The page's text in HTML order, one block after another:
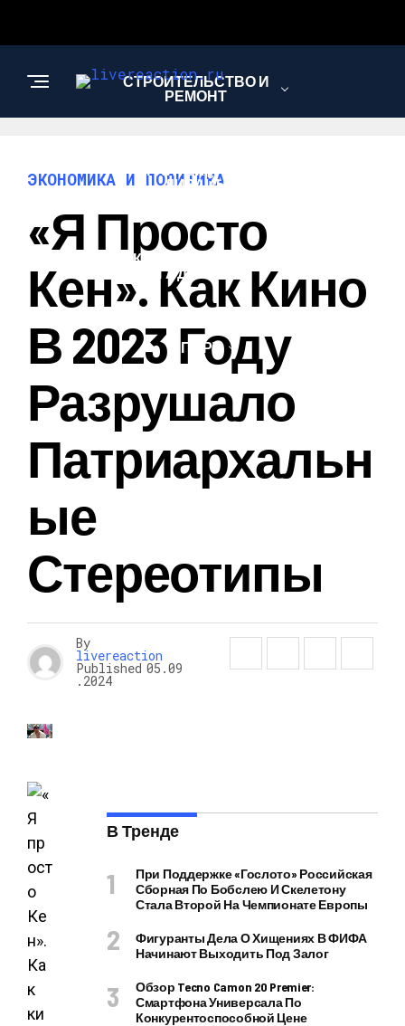
СТРОИТЕЛЬСТВО И
РЕМОНТ
АРХИТЕКТУРА И
ДИЗАЙН
КОМПЬЮТЕРЫ И
ГАДЖЕТЫ
СПОРТ
ЭКОНОМИКА И ПОЛИТИКА
«Я Просто
Кен». Как Кино
В 2023 Году
Разрушало
Патриархальн
Ые
Стереотипы
By
livereaction
Published 05.09
.2024
В Тренде
При Поддержке «Гослото» Российская
Сборная По Бобслею И Скелетону
Стала Второй На Чемпионате Европы
Фигуранты Дела О Хищениях В ФИФА
Начинают Выходить Под Залог
Обзор Tecno Camon 20 Premier:
Смартфона Универсала По
Конкурентоспособной Цене